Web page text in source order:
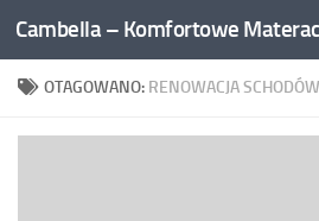
Przejdź do treści
OTAGOWANO: RENOWACJA